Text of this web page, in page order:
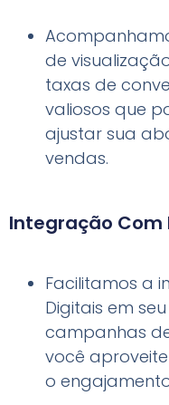
de
taxas de
valiosos que
ajustar sua
vendas.
Integração Com
Facilitamos a
Digitais em
campanhas
você
o